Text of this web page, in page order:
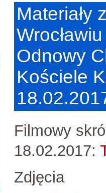
Materiały
Odnowy
Kościele
Filmowy
18.02.2017:
Zdjęcia